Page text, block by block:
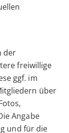
der
freiwillige
ggf. im
über
Angabe
und für die